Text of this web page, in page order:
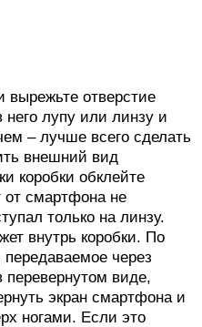
вырежьте отверстие
него лупу или линзу и
– лучше всего сделать
внешний вид
коробки обклейте
от смартфона не
только на линзу.
внутрь коробки. По
передаваемое через
перевернутом виде,
экран смартфона и
ногами. Если это